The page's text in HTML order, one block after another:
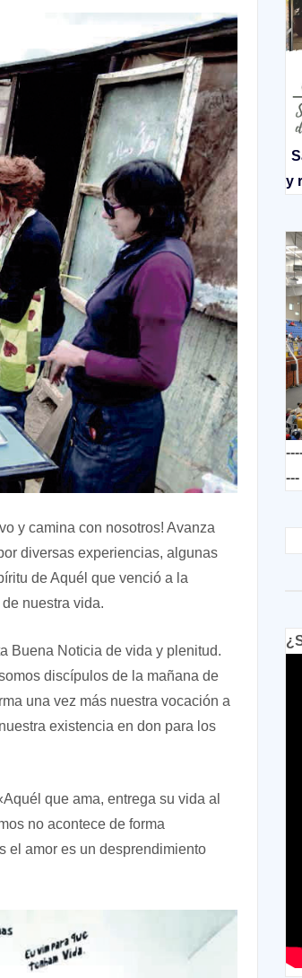
y camina con nosotros! Avanza
diversas experiencias, algunas
de Aquél que venció a la
nuestra vida.
Buena Noticia de vida y plenitud.
discípulos de la mañana de
una vez más nuestra vocación a
existencia en don para los
que ama, entrega su vida al
no acontece de forma
el amor es un desprendimiento
y
---